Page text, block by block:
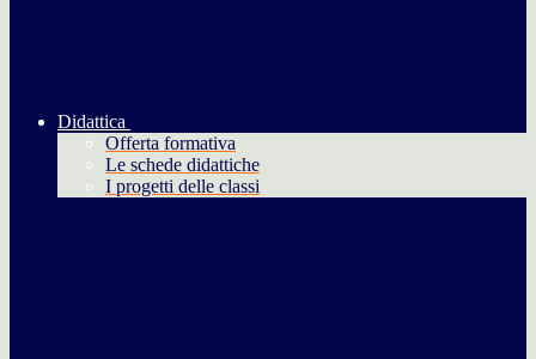
Didattica
Offerta formativa
Le schede didattiche
I progetti delle classi